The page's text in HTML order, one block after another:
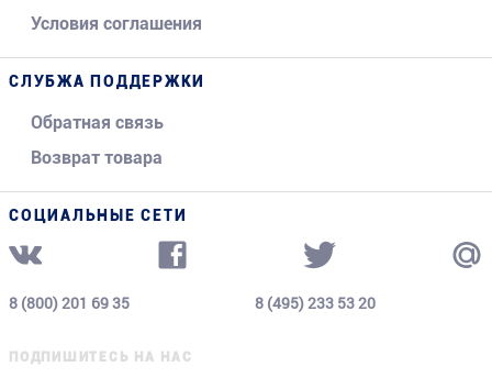
Условия соглашения
СЛУБЖА ПОДДЕРЖКИ
Обратная связь
Возврат товара
СОЦИАЛЬНЫЕ СЕТИ
8 (800) 201 69 35 8 (495) 233 53 20
ПОДПИШИТЕСЬ НА НАС